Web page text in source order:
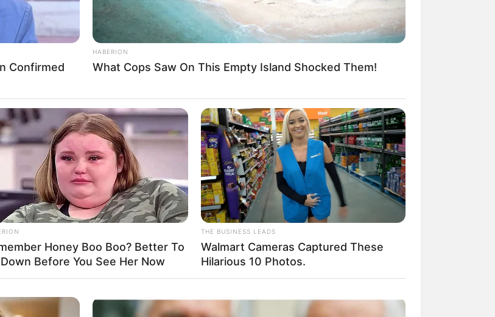
Affiliate-Angebote integriert. Wenn etwas darüber gebucht oder gekauft wird, ist das
der Preis ändert.
Confirmed
HABERION
What Cops Saw On This Empty Island Shocked Them!
Honey Boo Boo? Better To
Before You See Her Now
THE BUSINESS LEADS
Walmart Cameras Captured These
Hilarious 10 Photos.